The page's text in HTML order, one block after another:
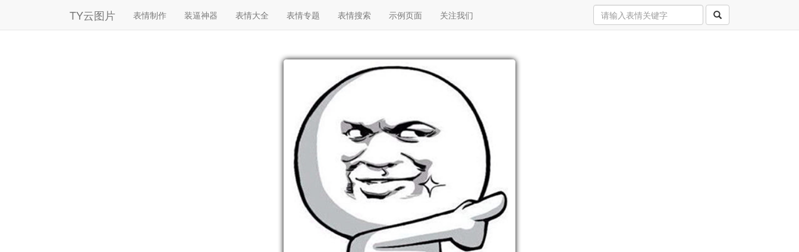
TY云图片 表情制作 装逼神器 表情大全 表情专题 表情搜索 示例页面 关注我们